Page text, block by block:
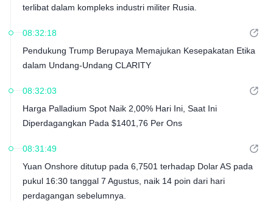
terlibat dalam kompleks industri militer Rusia.
08:32:18
Pendukung Trump Berupaya Memajukan Kesepakatan Etika
dalam Undang-Undang CLARITY
08:32:03
Harga Palladium Spot Naik 2,00% Hari Ini, Saat Ini
Diperdagangkan Pada $1401,76 Per Ons
08:31:49
Yuan Onshore ditutup pada 6,7501 terhadap Dolar AS pada
pukul 16:30 tanggal 7 Agustus, naik 14 poin dari hari
perdagangan sebelumnya.